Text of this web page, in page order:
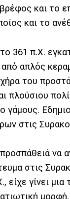
και το
και το
361 π.Χ.
από απλός
του
πλούσιου
γάμους.
στις
να
στις
είχε γίνει μια